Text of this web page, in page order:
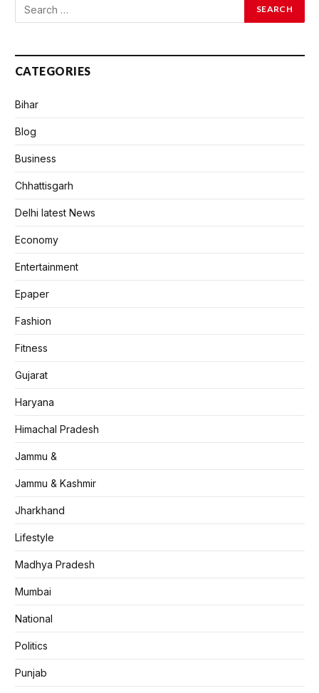
CATEGORIES
Bihar
Blog
Business
Chhattisgarh
Delhi latest News
Economy
Entertainment
Epaper
Fashion
Fitness
Gujarat
Haryana
Himachal Pradesh
Jammu &
Jammu & Kashmir
Jharkhand
Lifestyle
Madhya Pradesh
Mumbai
National
Politics
Punjab